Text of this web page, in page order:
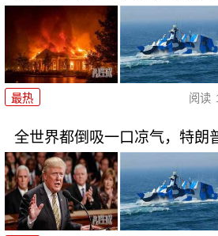
最热 阅读
全世界都倒吸一口凉气，特朗